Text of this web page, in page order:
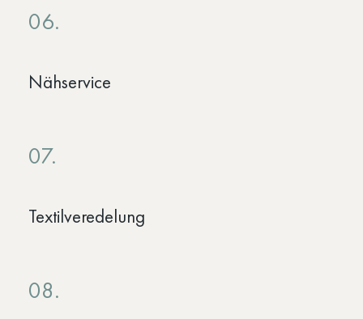
06.
Nähservice
07.
Textilveredelung
08.